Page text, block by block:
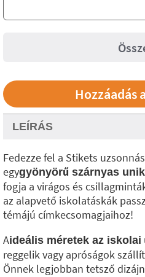
LEÍRÁS
Fedezze fel a Stikets
egygyönyörű szárnyas
fogja a virágos és
az alapvető iskolatáskák
témájú címkecsomagjaihoz!
Aideális méretek az iskolai
reggelik vagy apróságok
Önnek legjobban tetsző